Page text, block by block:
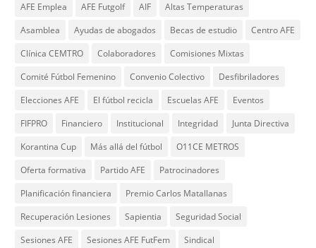
AFE Emplea AFE Futgolf AIF
Altas Temperaturas
Asamblea
Ayudas de abogados Becas de estudio
Centro AFE
Clínica CEMTRO
Colaboradores
Comisiones Mixtas
Comité Fútbol Femenino
Convenio Colectivo
Desfibriladores
Elecciones AFE
El fútbol recicla Escuelas AFE
Eventos
FIFPRO
Financiero Institucional Integridad
Junta Directiva
Korantina Cup
Más allá del fútbol
O11CE METROS
Oferta formativa
Partido AFE
Patrocinadores
Planificación financiera
Premio Carlos Matallanas
Recuperación Lesiones
Sapientia
Seguridad Social
Sesiones AFE
Sesiones AFE FutFem
Sindical